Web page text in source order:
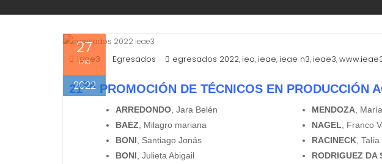
27
Dic
2022
ieae3 Egresados egresados 2022, iea, ieae, ieae n3, ieae3,
21RA PROMOCIÓN DE TÉCNICOS EN PRODUCCIÓN
ARREDONDO , Jara Belén
BAEZ , Milagro mariana
BONI , Santiago Jonás
BONI , Julieta Abigail
MENDOZA ,
NAGEL , Franco
RACINECK ,
RODRIGUEZ DA